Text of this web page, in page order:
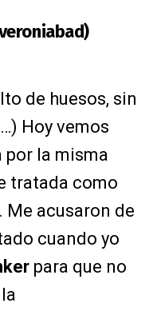
de huesos, sin
Hoy vemos
por la misma
tratada como
. Me acusaron de
cuando yo
para que no